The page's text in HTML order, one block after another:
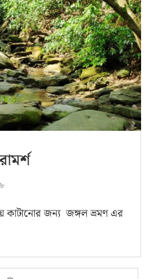
কাটানোর জন্য জঙ্গল ভ্রমণ এর